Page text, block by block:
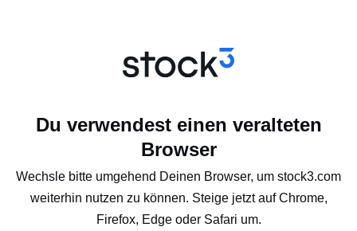
Du verwendest einen veralteten
Browser
Wechsle bitte umgehend Deinen Browser, um stock3.com
weiterhin nutzen zu können. Steige jetzt auf Chrome,
Firefox, Edge oder Safari um.